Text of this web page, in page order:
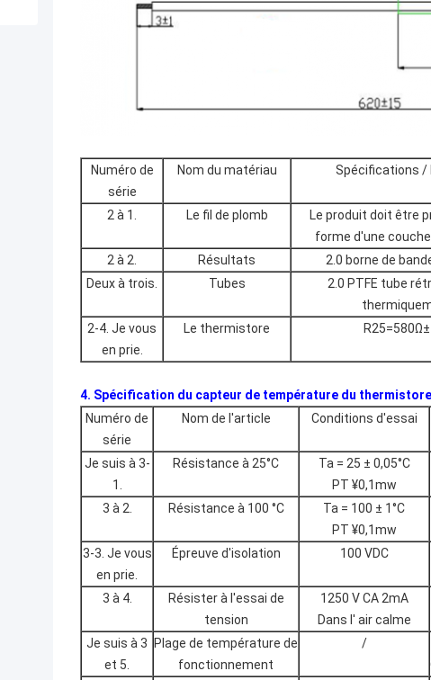
Numéro de
série
Nom du matériau Spécifications /
2 à 1. Le fil de plomb
Le produit doit être
forme d'une
2 à 2. Résultats
2.0 borne de
Deux à trois.
Tubes
2.0 PTFE tube
2-4. Je vous
en prie.
Le thermistore
4. Spécification du capteur de température du
Numéro de
série
Nom de l'article Conditions d'essai
Je suis à 3-
1.
Résistance à 25°C
Ta = 25 ± 0,05°C
PT ¥0,1mw
3 à 2. Résistance à 100 °C
Ta = 100 ± 1°C
PT ¥0,1mw
3-3. Je vous
en prie.
Épreuve d'isolation 100 VDC
3 à 4.
Résister à l'essai de
tension
1250 V CA 2mA
Dans l' air calme
Je suis à 3
et 5.
Plage de température de
fonctionnement
/